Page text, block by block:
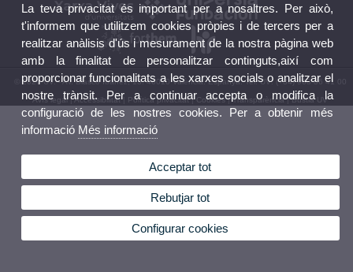
© 2026 UV. - Av. Blasco Ibáñez, 13. 46010 València. Espanya. Tel. UV: (+34) 963 86 41 00
Avís legal|Accessibilitat| Política privacitat| Cookies|Transparència|Bústia UV
La teva privacitat és important per a nosaltres. Per això,
t'informem que utilitzem cookies pròpies i de tercers per a
realitzar anàlisis d'ús i mesurament de la nostra pàgina web
amb la finalitat de personalitzar continguts,així com
proporcionar funcionalitats a les xarxes socials o analitzar el
nostre trànsit. Per a continuar accepta o modifica la
configuració de les nostres cookies. Per a obtenir més
informació Més informació
Acceptar tot
Rebutjar tot
Configurar cookies